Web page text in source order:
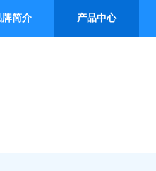
牌简介 产品中心